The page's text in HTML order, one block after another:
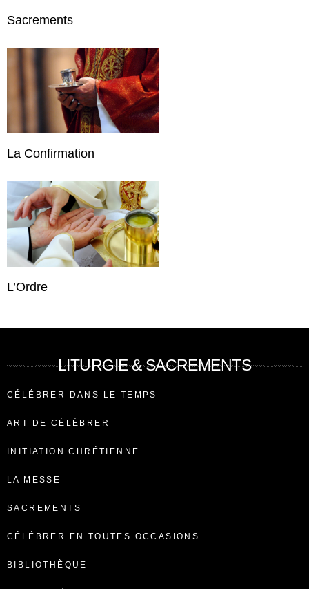
Sacrements
La Confirmation
L’Ordre
LITURGIE & SACREMENTS
CÉLÉBRER DANS LE TEMPS
ART DE CÉLÉBRER
INITIATION CHRÉTIENNE
LA MESSE
SACREMENTS
CÉLÉBRER EN TOUTES OCCASIONS
BIBLIOTHÈQUE